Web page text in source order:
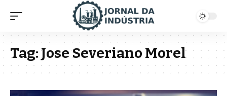
Tag:Jose Severiano Morel